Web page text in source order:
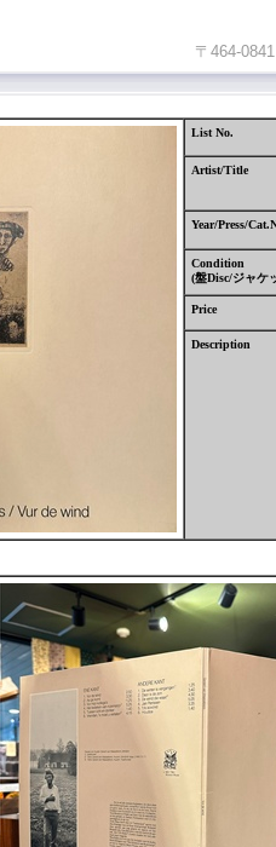
〒464-
List No.
Artist/Title
Year/Press/
Condition
(盤Disc/ジャケ
Price
Description